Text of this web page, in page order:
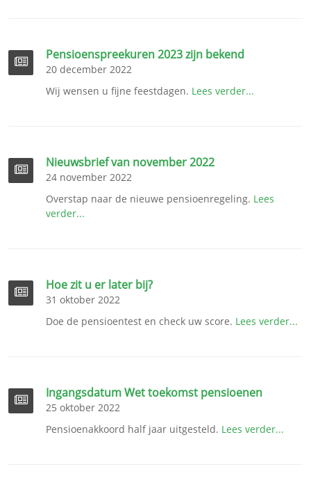
Pensioenspreekuren 2023 zijn bekend
20 december 2022
Wij wensen u fijne feestdagen. Lees verder...
Nieuwsbrief van november 2022
24 november 2022
Overstap naar de nieuwe pensioenregeling. Lees
verder...
Hoe zit u er later bij?
31 oktober 2022
Doe de pensioentest en check uw score. Lees verder...
Ingangsdatum Wet toekomst pensioenen
25 oktober 2022
Pensioenakkoord half jaar uitgesteld. Lees verder...